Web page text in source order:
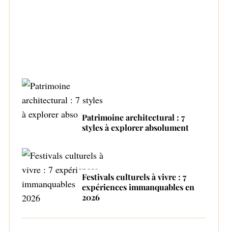
Patrimoine architectural : 7
styles à explorer absolument
Festivals culturels à vivre : 7
expériences immanquables en
2026